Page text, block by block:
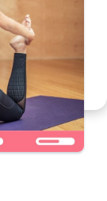
functioneel